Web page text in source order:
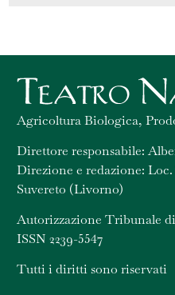
Agricoltura Biologica,
Direttore responsabile:
Direzione e redazione: Loc.
Suvereto (Livorno)
Autorizzazione Tribunale di
ISSN 2239-5547
Tutti i diritti sono riservati